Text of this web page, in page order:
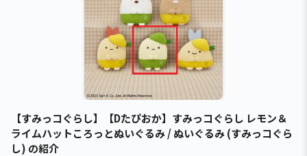
【すみっコぐらし】【Dたぴおか】すみっコぐらし レモン＆
ライムハットころっとぬいぐるみ / ぬいぐるみ (すみっコぐら
し) の紹介